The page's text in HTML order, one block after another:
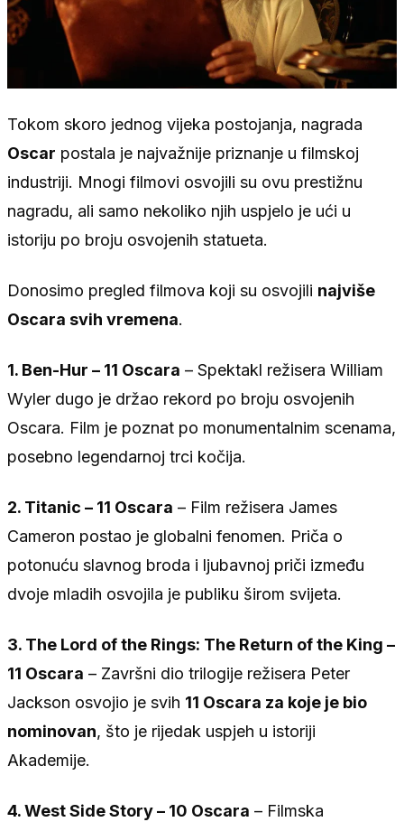
Tokom skoro jednog vijeka postojanja, nagrada
Oscar postala je najvažnije priznanje u filmskoj
industriji. Mnogi filmovi osvojili su ovu prestižnu
nagradu, ali samo nekoliko njih uspjelo je ući u
istoriju po broju osvojenih statueta.
Donosimo pregled filmova koji su osvojili najviše
Oscara svih vremena.
1. Ben-Hur – 11 Oscara – Spektakl režisera William
Wyler dugo je držao rekord po broju osvojenih
Oscara. Film je poznat po monumentalnim scenama,
posebno legendarnoj trci kočija.
2. Titanic – 11 Oscara – Film režisera James
Cameron postao je globalni fenomen. Priča o
potonuću slavnog broda i ljubavnoj priči između
dvoje mladih osvojila je publiku širom svijeta.
3. The Lord of the Rings: The Return of the King –
11 Oscara – Završni dio trilogije režisera Peter
Jackson osvojio je svih 11 Oscara za koje je bio
nominovan, što je rijedak uspjeh u istoriji
Akademije.
4. West Side Story – 10 Oscara – Filmska